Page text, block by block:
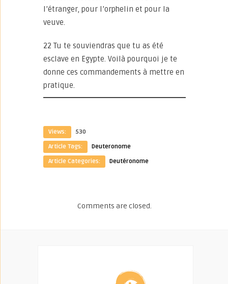
l’étranger, pour l’orphelin et pour la
veuve.
22 Tu te souviendras que tu as été
esclave en Egypte. Voilà pourquoi je te
donne ces commandements à mettre en
pratique.
Views:
530
Article Tags:
Deuteronome
Article Categories:
Deutéronome
Comments are closed.